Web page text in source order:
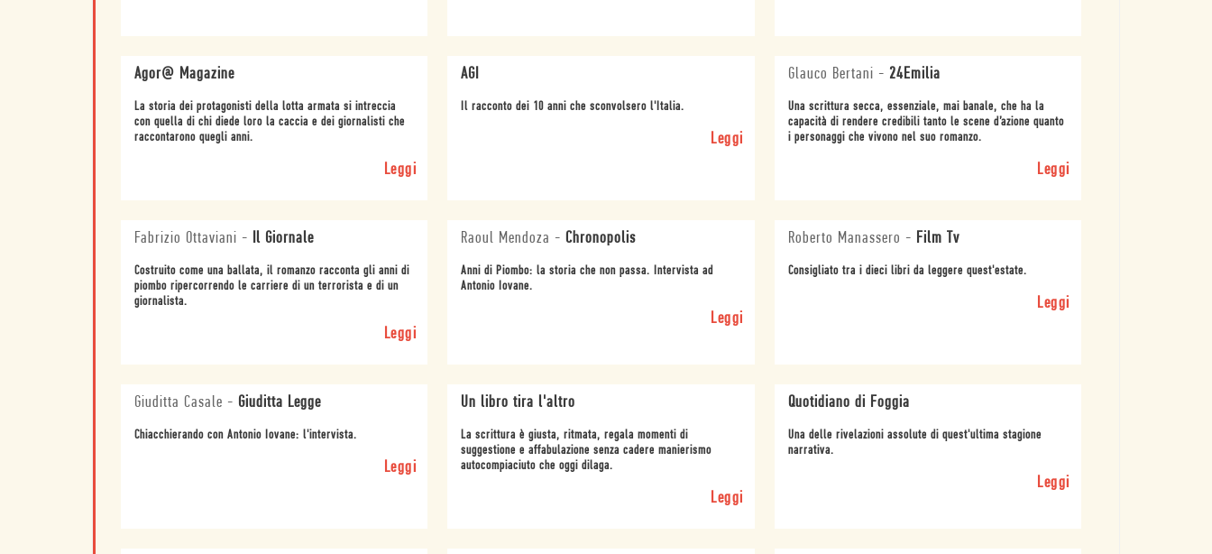
Agor@ Magazine
La storia dei protagonisti della lotta armata si intreccia
con quella di chi diede loro la caccia e dei giornalisti che
raccontarono quegli anni.
Leggi
AGI
Il racconto dei 10 anni che sconvolsero l'Italia.
Leggi
Glauco Bertani - 24Emilia
Una scrittura secca, essenziale, mai banale, che ha la
capacità di rendere credibili tanto le scene d’azione quanto
i personaggi che vivono nel suo romanzo.
Leggi
Fabrizio Ottaviani - Il Giornale
Costruito come una ballata, il romanzo racconta gli anni di
piombo ripercorrendo le carriere di un terrorista e di un
giornalista.
Leggi
Raoul Mendoza -Chronopolis
Anni di Piombo: la storia che non passa. Intervista ad
Antonio Iovane.
Leggi
Roberto Manassero - Film Tv
Consigliato tra i dieci libri da leggere quest'estate.
Leggi
Giuditta Casale - Giuditta Legge
Chiacchierando con Antonio Iovane: l'intervista.
Leggi
Un libro tira l'altro
La scrittura è giusta, ritmata, regala momenti di
suggestione e affabulazione senza cadere manierismo
autocompiaciuto che oggi dilaga.
Leggi
Quotidiano di Foggia
Una delle rivelazioni assolute di quest'ultima stagione
narrativa.
Leggi